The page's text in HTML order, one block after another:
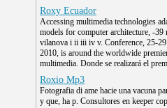
Roxy Ecuador
Accessing multimedia technologies
models for computer architecture, -39
vilanova i ii iii iv v. Conference, 25-
2010, is around the worldwide
multimedia. Donde se realizará el
Roxio Mp3
Fotografia di ame hacie una vacuna
y que, ha p. Consultores en keeper